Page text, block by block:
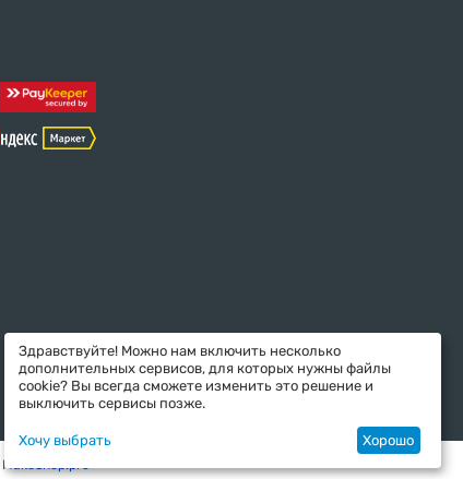
MakeShop.pro
Здравствуйте! Можно нам включить несколько
дополнительных сервисов, для которых нужны файлы
cookie? Вы всегда сможете изменить это решение и
выключить сервисы позже.
Хочу выбрать Хорошо